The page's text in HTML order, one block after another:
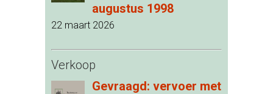
augustus 1998
22 maart 2026
Verkoop
Gevraagd: vervoer met